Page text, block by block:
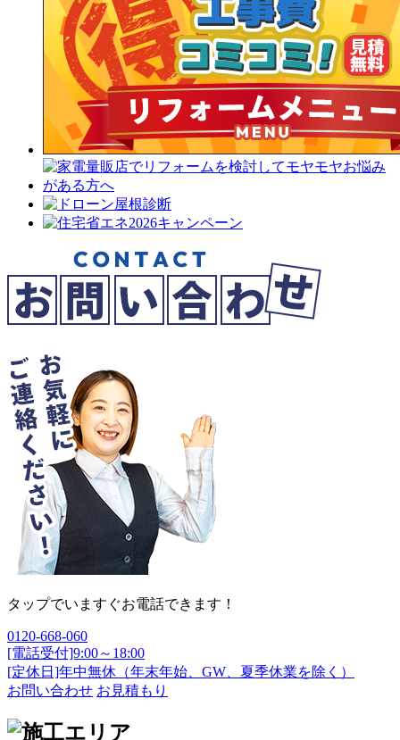
タップでいますぐお電話できます！
0120-668-060
[電話受付]9:00～18:00
[定休日]年中無休（年末年始、GW、夏季休業を除く）
お問い合わせ お見積もり